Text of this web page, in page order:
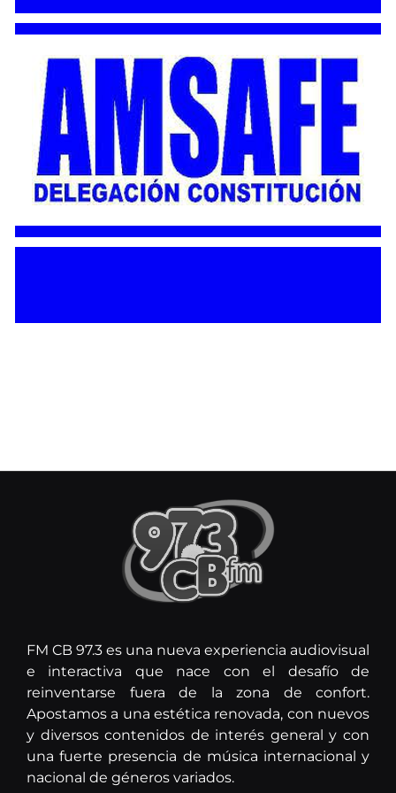
FM CB 97.3 es una nueva experiencia audiovisual
e interactiva que nace con el desafío de
reinventarse fuera de la zona de confort.
Apostamos a una estética renovada, con nuevos
y diversos contenidos de interés general y con
una fuerte presencia de música internacional y
nacional de géneros variados.